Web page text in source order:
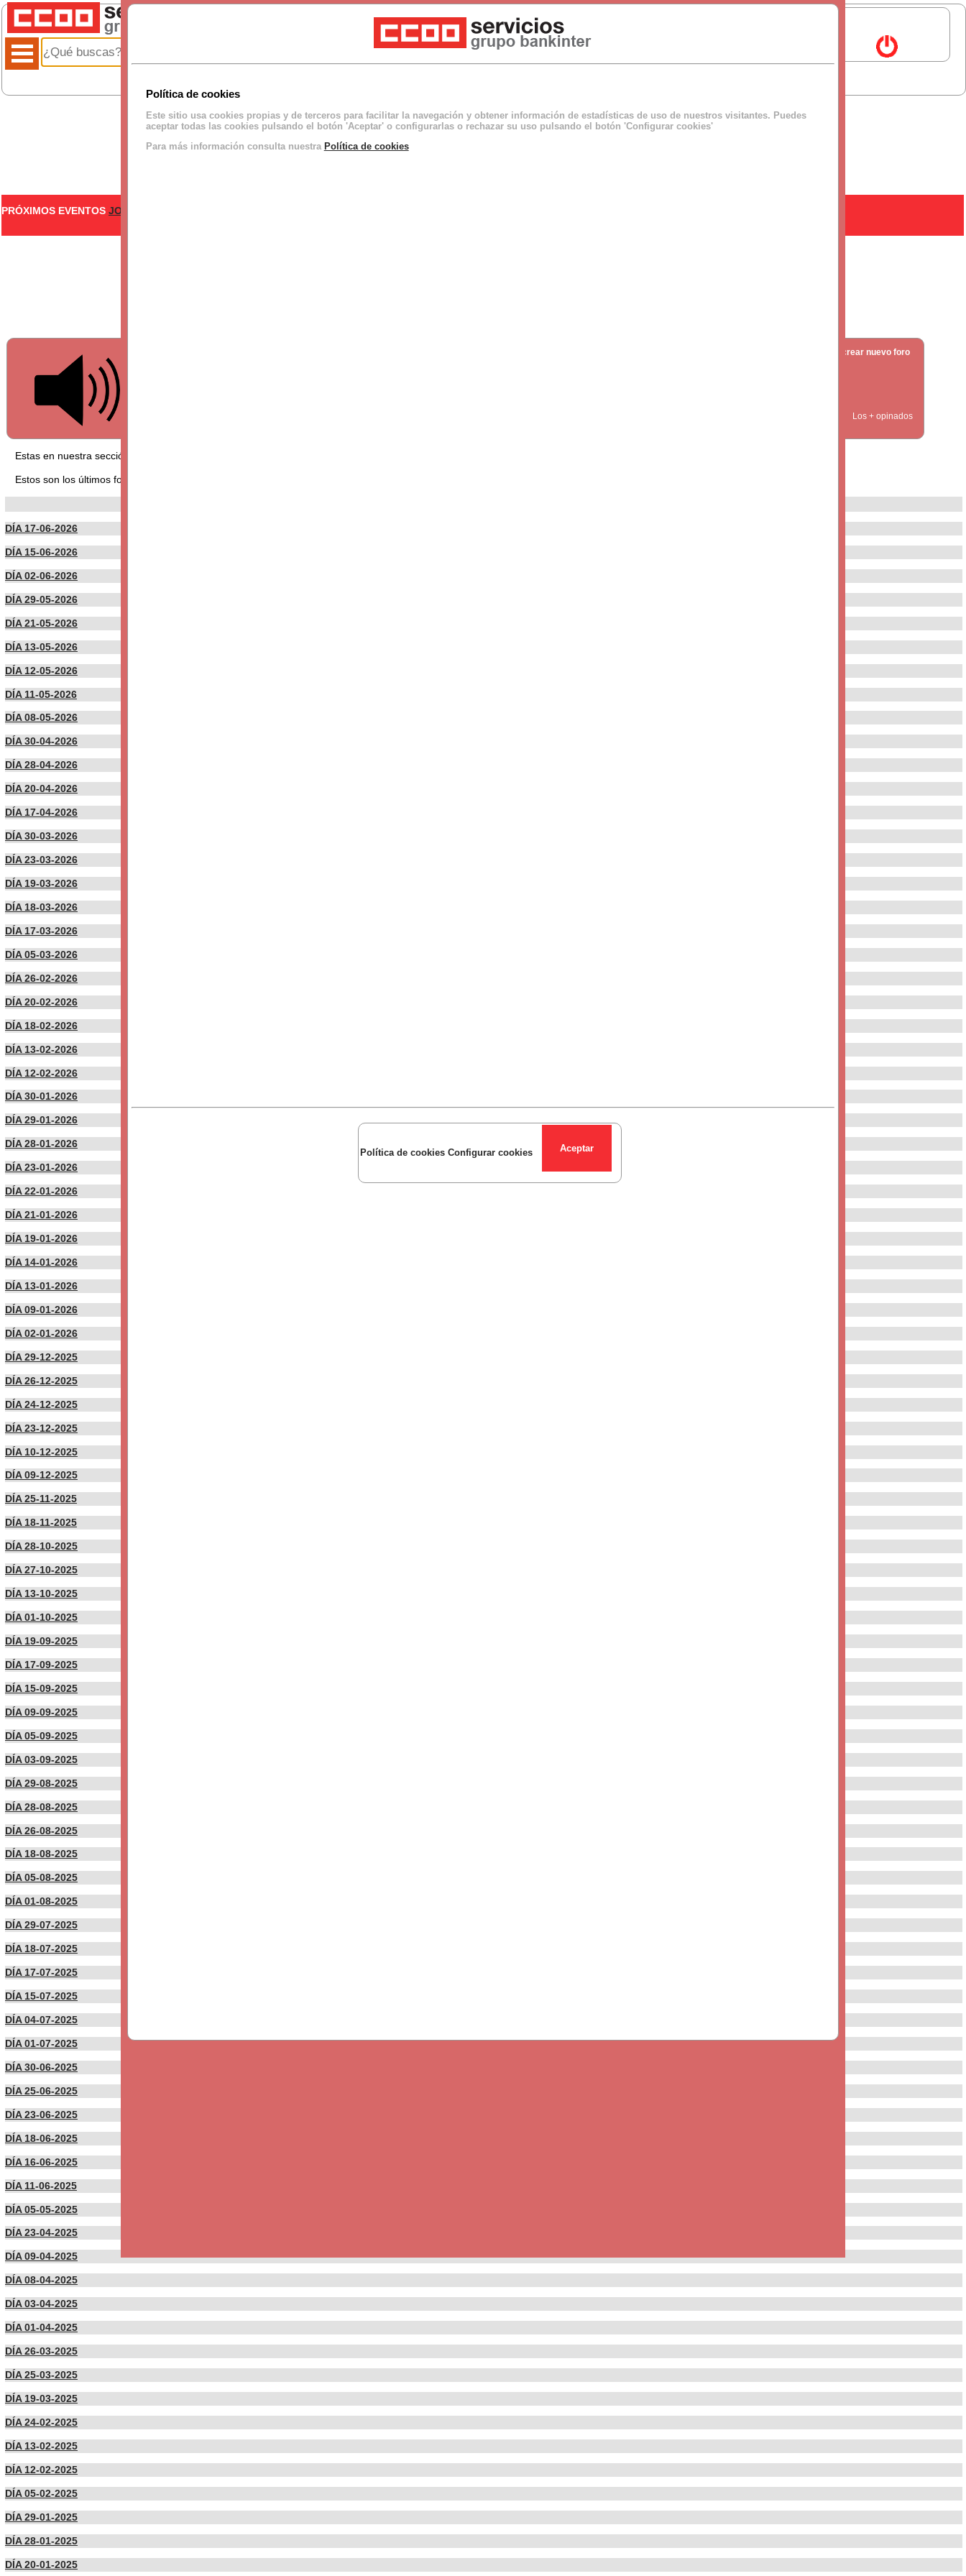
Política de cookies
Este sitio usa cookies propias y de terceros para facilitar la navegación y obtener información de estadísticas de uso de nuestros visitantes. Puedes
aceptar todas las cookies pulsando el botón 'Aceptar' o configurarlas o rechazar su uso pulsando el botón 'Configurar cookies'
Para más información consulta nuestra Política de cookies
Política de cookies Configurar cookies
PRÓXIMOS EVENTOS JORNADA INTENSIVA EN AGOSTO BCA TELEFÓNICA
crear nuevo foro
Estas en nuestra sección FORO, puedes leer los foros aquí presentados o publicar uno
Estos son los últimos foros publicados por nuestros usuarios:
DÍA 17-06-2026
DÍA 15-06-2026
DÍA 02-06-2026
DÍA 29-05-2026
DÍA 21-05-2026
DÍA 13-05-2026
DÍA 12-05-2026
DÍA 11-05-2026
DÍA 08-05-2026
DÍA 30-04-2026
DÍA 28-04-2026
DÍA 20-04-2026
DÍA 17-04-2026
DÍA 30-03-2026
DÍA 23-03-2026
DÍA 19-03-2026
DÍA 18-03-2026
DÍA 17-03-2026
DÍA 05-03-2026
DÍA 26-02-2026
DÍA 20-02-2026
DÍA 18-02-2026
DÍA 13-02-2026
DÍA 12-02-2026
DÍA 30-01-2026
DÍA 29-01-2026
DÍA 28-01-2026
DÍA 23-01-2026
DÍA 22-01-2026
DÍA 21-01-2026
DÍA 19-01-2026
DÍA 14-01-2026
DÍA 13-01-2026
DÍA 09-01-2026
DÍA 02-01-2026
DÍA 29-12-2025
DÍA 26-12-2025
DÍA 24-12-2025
DÍA 23-12-2025
DÍA 10-12-2025
DÍA 09-12-2025
DÍA 25-11-2025
DÍA 18-11-2025
DÍA 28-10-2025
DÍA 27-10-2025
DÍA 13-10-2025
DÍA 01-10-2025
DÍA 19-09-2025
DÍA 17-09-2025
DÍA 15-09-2025
DÍA 09-09-2025
DÍA 05-09-2025
DÍA 03-09-2025
DÍA 29-08-2025
DÍA 28-08-2025
DÍA 26-08-2025
DÍA 18-08-2025
DÍA 05-08-2025
DÍA 01-08-2025
DÍA 29-07-2025
DÍA 18-07-2025
DÍA 17-07-2025
DÍA 15-07-2025
DÍA 04-07-2025
DÍA 01-07-2025
DÍA 30-06-2025
DÍA 25-06-2025
DÍA 23-06-2025
DÍA 18-06-2025
DÍA 16-06-2025
DÍA 11-06-2025
DÍA 05-05-2025
DÍA 23-04-2025
DÍA 09-04-2025
DÍA 08-04-2025
DÍA 03-04-2025
DÍA 01-04-2025
DÍA 26-03-2025
DÍA 25-03-2025
DÍA 19-03-2025
DÍA 24-02-2025
DÍA 13-02-2025
DÍA 12-02-2025
DÍA 05-02-2025
DÍA 29-01-2025
DÍA 28-01-2025
DÍA 20-01-2025